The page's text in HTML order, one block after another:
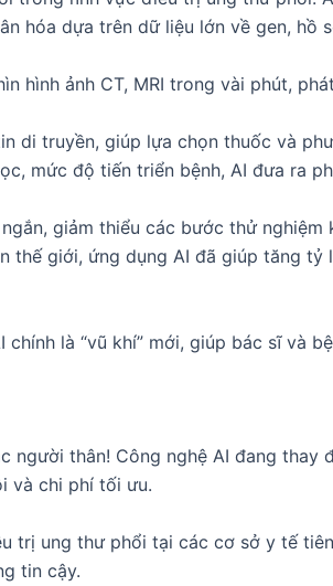
hóa dựa trên dữ liệu lớn về gen, hồ
hình ảnh CT, MRI trong vài phút,
di truyền, giúp lựa chọn thuốc và
mức độ tiến triển bệnh, AI đưa ra
giảm thiểu các bước thử nghiệm
giới, ứng dụng AI đã giúp tăng tỷ
là “vũ khí” mới, giúp bác sĩ và
thân! Công nghệ AI đang thay
và chi phí tối ưu.
trị ung thư phổi tại các cơ sở y tế
tin cậy.